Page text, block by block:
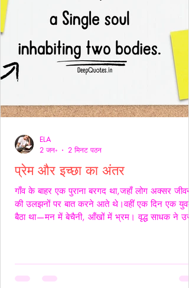
प्रेम और इच्छा का अंतर
गाँव के बाहर एक पुराना बरगद था,जहाँ लोग अक्सर जीवन
की उलझनों पर बात करने आते थे।वहीं एक दिन एक युवक
बैठा था—मन में बेचैनी, आँखों में भ्रम। वृद्ध साधक ने उसे
अनुग्रह समझो।और यदि अस्वीकार करे,तो उसकी इच्छा
ELA
2 जन॰
2 मिनट पठन